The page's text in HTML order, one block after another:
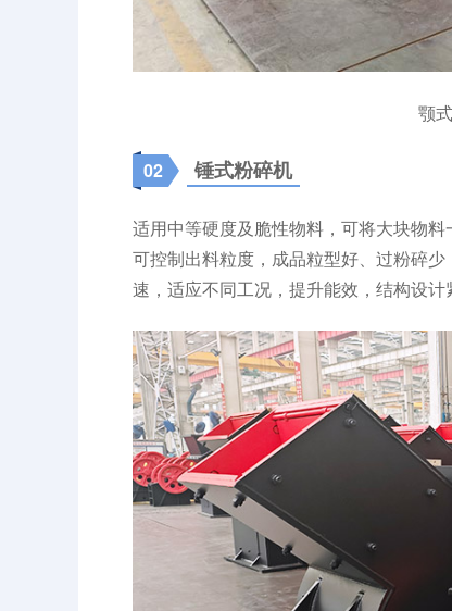
颚
02 锤式粉碎机
适用中等硬度及脆性物料，可将大块物
可控制出料粒度，成品粒型好、过粉碎
速，适应不同工况，提升能效，结构设计